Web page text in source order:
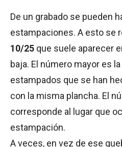
De un grabado se pueden
estampaciones. A esto se
10/25 que suele aparecer
baja. El número mayor es
estampados que se han
con la misma plancha. El
corresponde al lugar que
estampación.
A veces, en vez de ese